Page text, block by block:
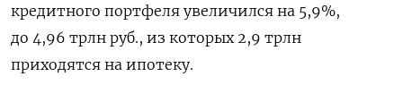
кредитного портфеля увеличился на 5,9%,
до 4,96 трлн руб., из которых 2,9 трлн
приходятся на ипотеку.